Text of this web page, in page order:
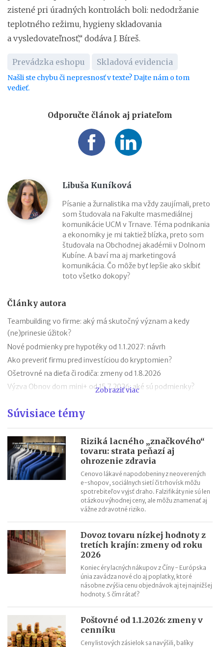
zistené pri úradných kontrolách boli: nedodržanie
teplotného režimu, hygieny skladovania
a vysledovateľnosť,“ dodáva J. Bíreš.
Prevádzka eshopu Skladová evidencia
Našli ste chybu či nepresnosť v texte? Dajte nám o tom
vedieť.
Odporučte článok aj priateľom
Libuša Kuníková
Písanie a žurnalistika ma vždy zaujímali, preto
som študovala na Fakulte masmediálnej
komunikácie UCM v Trnave. Téma podnikania
a ekonomiky je mi taktiež blízka, preto som
študovala na Obchodnej akadémii v Dolnom
Kubíne. A baví ma aj marketingová
komunikácia. Čo môže byť lepšie ako skĺbiť
toto všetko dokopy?
Články autora
Teambuilding vo firme: aký má skutočný význam a kedy
(ne)prinesie úžitok?
Nové podmienky pre hypotéky od 1.1.2027: návrh
Ako preveriť firmu pred investíciou do kryptomien?
Ošetrovné na dieťa či rodiča: zmeny od 1.8.2026
Výzva Obnov dom mini+ od 15.7.2026: aké sú podmienky?
činnosti (AML zákon)
Sviatok sv. Cyrila a Metoda 2026 už bez zatvorených obchodov
Nabíjanie elektromobilu v zahraničí: roaming, aplikácie,
plánovanie cesty
ChatGPT, Gemini a ďalšie AI nástroje: daňové povinnosti pri
Zobraziť viac
Súvisiace témy
Riziká lacného „značkového“
tovaru: strata peňazí aj
ohrozenie zdravia
Cenovo lákavé napodobeniny z neoverených
e-shopov, sociálnych sietí či trhovísk môžu
spotrebiteľov vyjsť draho. Falzifikáty nie sú len
otázkou výhodnej ceny, ale môžu znamenať aj
vážne zdravotné riziko.
Dovoz tovaru nízkej hodnoty z
tretích krajín: zmeny od roku
2026
Koniec éry lacných nákupov z Číny - Európska
únia zavádza nové clo aj poplatky, ktoré
násobne zvýšia cenu objednávok aj tej najnižšej
hodnoty. S čím rátať?
Poštovné od 1.1.2026: zmeny v
cenníku
Ceny listových zásielok sa navýšili, balíky